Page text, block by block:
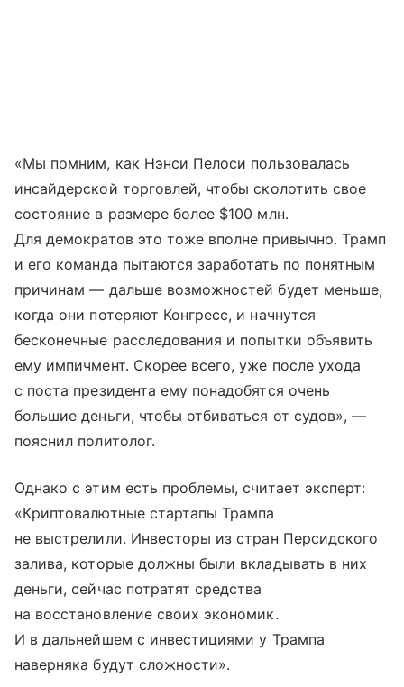
«Мы помним, как Нэнси Пелоси пользовалась
инсайдерской торговлей, чтобы сколотить свое
состояние в размере более $100 млн.
Для демократов это тоже вполне привычно. Трамп
и его команда пытаются заработать по понятным
причинам — дальше возможностей будет меньше,
когда они потеряют Конгресс, и начнутся
бесконечные расследования и попытки объявить
ему импичмент. Скорее всего, уже после ухода
с поста президента ему понадобятся очень
большие деньги, чтобы отбиваться от судов», —
пояснил политолог.
Однако с этим есть проблемы, считает эксперт:
«Криптовалютные стартапы Трампа
не выстрелили. Инвесторы из стран Персидского
залива, которые должны были вкладывать в них
деньги, сейчас потратят средства
на восстановление своих экономик.
И в дальнейшем с инвестициями у Трампа
наверняка будут сложности».